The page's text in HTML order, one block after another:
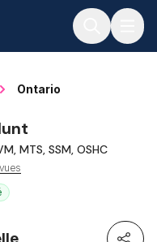
Ontario
MTS, SSM, OSHC